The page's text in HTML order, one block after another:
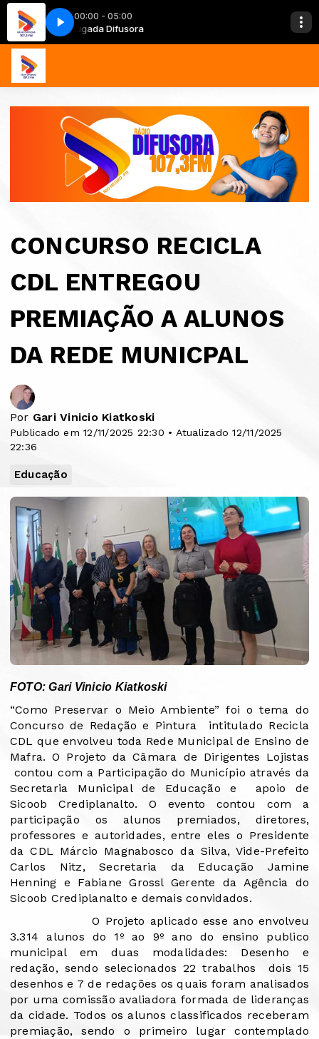
00:00 - 05:00
Madrugada Difusora Madrugada
CONCURSO RECICLA
CDL ENTREGOU
PREMIAÇÃO A ALUNOS
DA REDE MUNICPAL
Por Gari Vinicio Kiatkoski
Publicado em 12/11/2025 22:30 • Atualizado 12/11/2025
22:36
Educação
FOTO: Gari Vinicio Kiatkoski
“Como Preservar o Meio Ambiente” foi o tema do
Concurso de Redação e Pintura
intitulado Recicla
CDL que envolveu toda Rede Municipal de Ensino de
Mafra. O Projeto da Câmara de Dirigentes Lojistas
contou com a Participação do Município através da
Secretaria Municipal de Educação e
apoio de
Sicoob Crediplanalto. O evento contou com a
participação os alunos premiados, diretores,
professores e autoridades, entre eles o Presidente
da CDL Márcio Magnabosco da Silva, Vide-Prefeito
Carlos Nitz, Secretaria da Educação Jamine
Henning e Fabiane Grossl Gerente da Agência do
Sicoob Crediplanalto e demais convidados.
O Projeto aplicado esse ano envolveu
3.314 alunos do 1º ao 9º ano do ensino publico
municipal em duas modalidades: Desenho e
redação, sendo selecionados 22 trabalhos
dois 15
desenhos e 7 de redações os quais foram analisados
por uma comissão avaliadora formada de lideranças
da cidade. Todos os alunos classificados receberam
premiação, sendo o primeiro lugar contemplado